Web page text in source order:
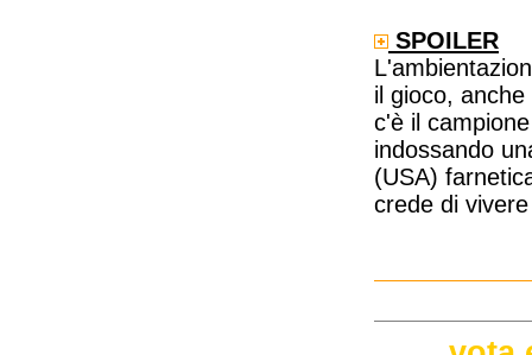
SPOILER
il gioco,
c'è il
indossando
(USA)
crede di